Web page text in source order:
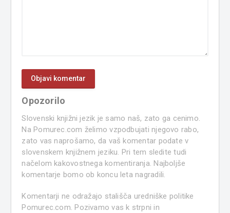
Opozorilo
Slovenski knjižni jezik je samo naš, zato ga cenimo.
Na Pomurec.com želimo vzpodbujati njegovo rabo,
zato vas naprošamo, da vaš komentar podate v
slovenskem knjižnem jeziku. Pri tem sledite tudi
načelom kakovostnega komentiranja. Najboljše
komentarje bomo ob koncu leta nagradili.
Komentarji ne odražajo stališča uredniške politike
Pomurec.com. Pozivamo vas k strpni in